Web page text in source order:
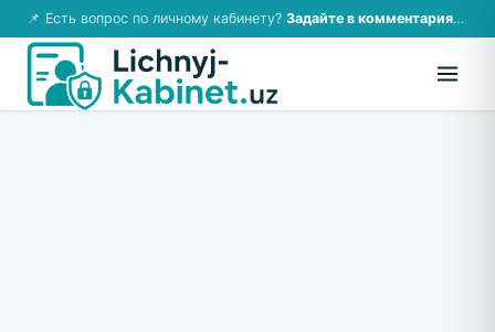
📌 Есть вопрос по личному кабинету? Задайте в комментариях — ответим!